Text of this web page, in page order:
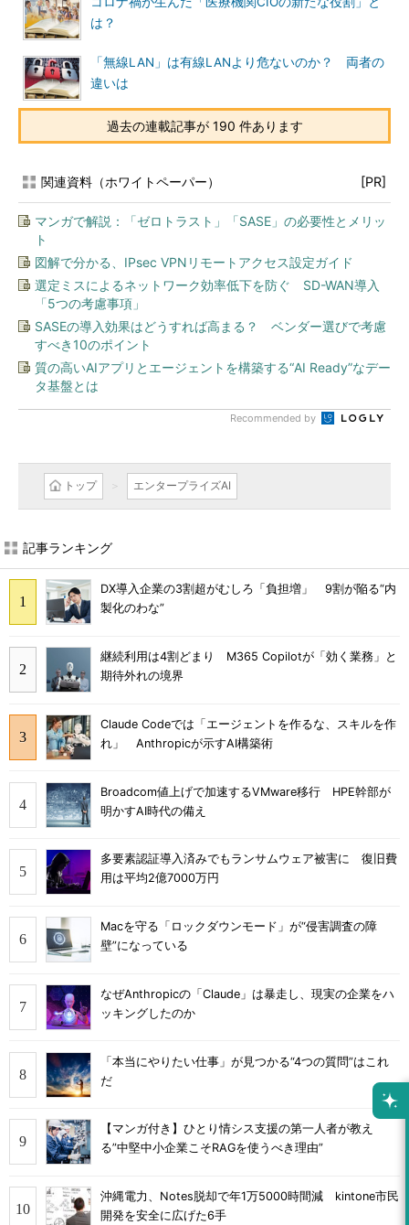
は？
「無線LAN」は有線LANより危ないのか？ 両者の
違いは
過去の連載記事が 190 件あります
関連資料（ホワイトペーパー） [PR]
マンガで解説：「ゼロトラスト」「SASE」の必要性とメリッ
ト
図解で分かる、IPsec VPNリモートアクセス設定ガイド
選定ミスによるネットワーク効率低下を防ぐ SD-WAN導入
「5つの考慮事項」
SASEの導入効果はどうすれば高まる？ ベンダー選びで考慮
すべき10のポイント
質の高いAIアプリとエージェントを構築する“AI Ready”なデー
タ基盤とは
Recommended by
トップ エンタープライズAI
記事ランキング
DX導入企業の3割超がむしろ「負担増」 9割が陥る“内
製化のわな”
継続利用は4割どまり M365 Copilotが「効く業務」と
期待外れの境界
Claude Codeでは「エージェントを作るな、スキルを作
れ」 Anthropicが示すAI構築術
Broadcom値上げで加速するVMware移行 HPE幹部が
明かすAI時代の備え
多要素認証導入済みでもランサムウェア被害に 復旧費
用は平均2億7000万円
Macを守る「ロックダウンモード」が“侵害調査の障
壁”になっている
なぜAnthropicの「Claude」は暴走し、現実の企業をハ
ッキングしたのか
「本当にやりたい仕事」が見つかる“4つの質問”はこれ
だ
【マンガ付き】ひとり情シス支援の第一人者が教え
る”中堅中小企業こそRAGを使うべき理由”
沖縄電力、Notes脱却で年1万5000時間減 kintone市民
開発を安全に広げた6手